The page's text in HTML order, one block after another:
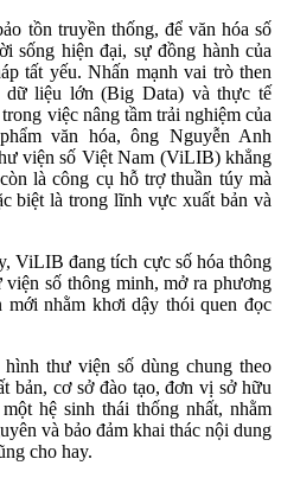
tồn truyền thống, để văn hóa số
sống hiện đại, sự đồng hành của
tất yếu. Nhấn mạnh vai trò then
liệu lớn (Big Data) và thực tế
việc nâng tầm trải nghiệm của
văn hóa, ông Nguyễn Anh
viện số Việt Nam (ViLIB)khẳng
là công cụ hỗ trợ thuần túy mà
biệt là trong lĩnh vực xuất bản và
ViLIB đang tích cực số hóa thông
số thông minh, mở ra phương
nhằm khơi dậy thói quen đọc
thư viện số dùng chung theo
bản, cơ sở đào tạo, đơn vị sở hữu
hệ sinh thái thống nhất, nhằm
và bảo đảm khai thác nội dung
cho hay.